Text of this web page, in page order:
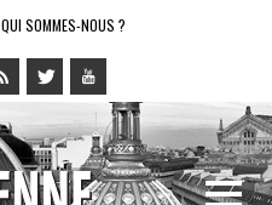
QUI SOMMES-NOUS ?